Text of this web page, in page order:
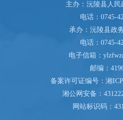
主办：沅陵县人民
电话：0745-
承办：沅陵县政
电话：0745-
电子信箱：
邮编：
备案许可证编号： 湘
湘公网安备：
网站标识码：